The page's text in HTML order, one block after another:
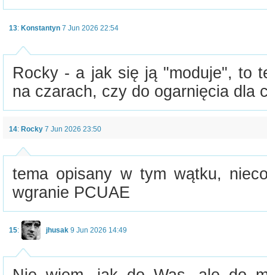
13: Konstantyn 7 Jun 2026 22:54
Rocky - a jak się ją "moduje", to
na czarach, czy do ogarnięcia dla
14: Rocky 7 Jun 2026 23:50
tema opisany w tym wątku,
wgranie PCUAE
15: jhusak 9 Jun 2026 14:49